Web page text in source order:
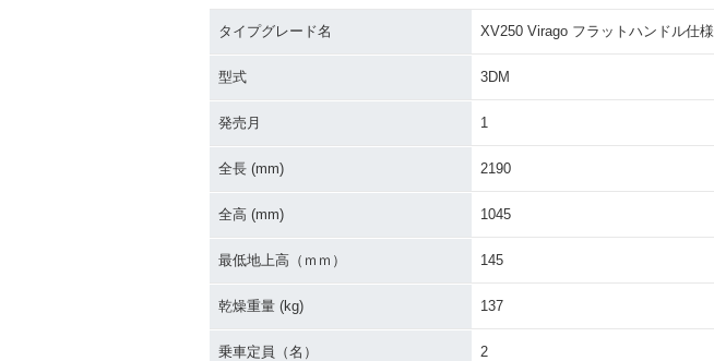
プルバックハンドル仕
フラットハンドル仕様・
1989年 XV250 Virago
ドル仕様・特別・限定仕
ル仕様・特別・限定仕様
タイプグレード名 XV250 Virago フラットハンドル仕様
型式 3DM
発売月 1
全長 (mm) 2190
全高 (mm) 1045
最低地上高（ｍｍ） 145
乾燥重量 (kg) 137
乗車定員（名） 2